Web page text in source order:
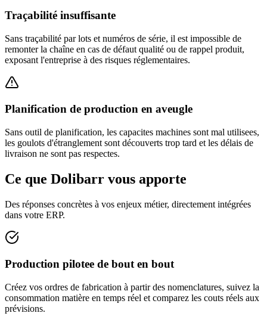
Traçabilité insuffisante
Sans traçabilité par lots et numéros de série, il est impossible de
remonter la chaîne en cas de défaut qualité ou de rappel produit,
exposant l'entreprise à des risques réglementaires.
Planification de production en aveugle
Sans outil de planification, les capacites machines sont mal utilisees,
les goulots d'étranglement sont découverts trop tard et les délais de
livraison ne sont pas respectes.
Ce que Dolibarr vous apporte
Des réponses concrètes à vos enjeux métier, directement intégrées
dans votre ERP.
Production pilotee de bout en bout
Créez vos ordres de fabrication à partir des nomenclatures, suivez la
consommation matière en temps réel et comparez les couts réels aux
prévisions.